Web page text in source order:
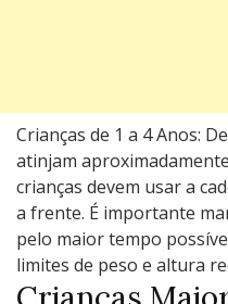
Crianças de 1 a 4 Anos:
atinjam
crianças devem usar a
a frente. É importante
pelo maior tempo
limites de peso e altura